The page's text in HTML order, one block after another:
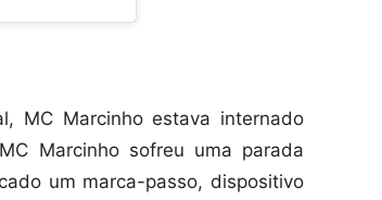
MC Marcinho estava internado
Marcinho sofreu uma parada
um marca-passo, dispositivo